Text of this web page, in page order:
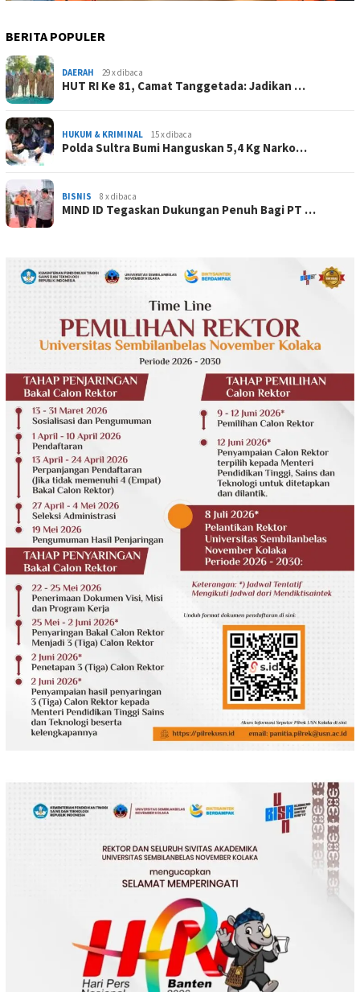
BERITA POPULER
DAERAH 29 x dibaca
HUT RI Ke 81, Camat Tanggetada: Jadikan …
HUKUM & KRIMINAL 15 x dibaca
Polda Sultra Bumi Hanguskan 5,4 Kg Narko…
BISNIS 8 x dibaca
MIND ID Tegaskan Dukungan Penuh Bagi PT …